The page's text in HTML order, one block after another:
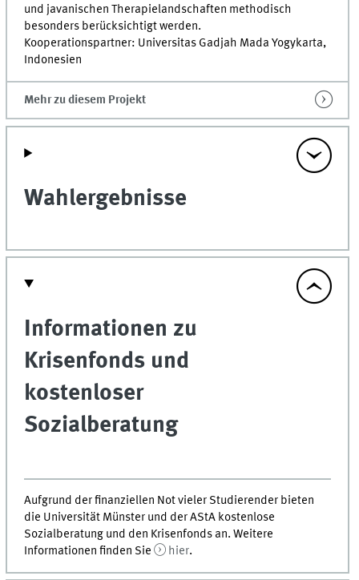
und javanischen Therapielandschaften methodisch
besonders berücksichtigt werden.
Kooperationspartner: Universitas Gadjah Mada Yogykarta,
Indonesien
Mehr zu diesem Projekt
Wahlergebnisse
Informationen zu
Krisenfonds und
kostenloser
Sozialberatung
Aufgrund der finanziellen Not vieler Studierender bieten
die Universität Münster und der AStA kostenlose
Sozialberatung und den Krisenfonds an. Weitere
Informationen finden Sie
hier.